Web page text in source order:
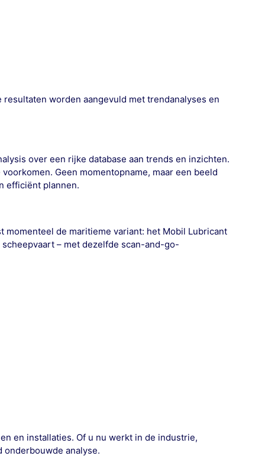
worden aangevuld met trendanalyses en
over een rijke database aan trends en inzichten.
Geen momentopname, maar een beeld
efficiënt plannen.
de maritieme variant: het Mobil Lubricant
– met dezelfde scan-and-go-
en installaties. Of u nu werkt in de industrie,
analyse.